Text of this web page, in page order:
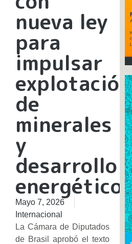
nueva ley
para
impulsar
explotación
de
minerales
y
desarrollo
energético
Mayo 7, 2026
Internacional
La Cámara de Diputados
de Brasil aprobó el texto